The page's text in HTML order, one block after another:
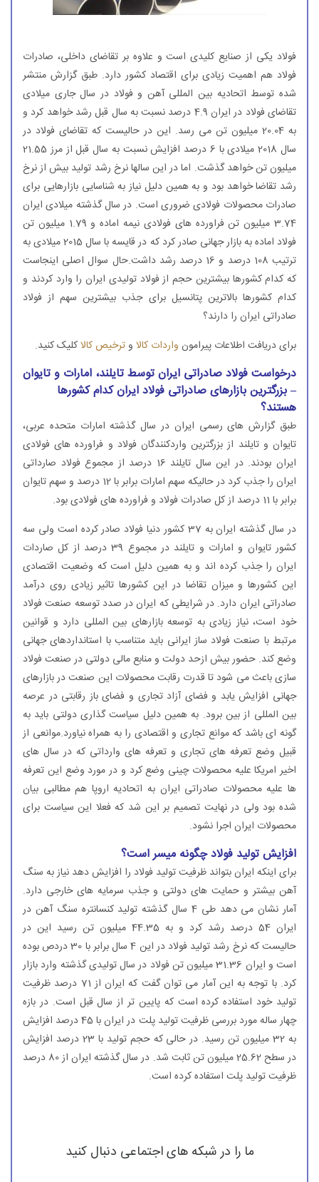
فولاد یكی از صنایع كلیدی است و علاوه بر تقاضای داخلی، صادرات
فولاد هم اهمیت زیادی برای اقتصاد كشور دارد. طبق گزارش منتشر
شده توسط اتحادیه بین المللی آهن و فولاد در سال جاری میلادی
تقاضای فولاد در ایران 4.9 درصد نسبت به سال قبل رشد خواهد كرد و
به 20.04 میلیون تن می رسد. این در حالیست كه تقاضای فولاد در
سال 2018 میلادی با 6 درصد افزایش نسبت به سال قبل از مرز 21.55
میلیون تن خواهد گذشت. اما در این سالها نرخ رشد تولید بیش از نرخ
رشد تقاضا خواهد بود و به همین دلیل نیاز به شناسایی بازارهایی برای
صادرات محصولات فولادی ضروری است. در سال گذشته میلادی ایران
3.74 میلیون تن فراورده های فولادی نیمه اماده و 1.79 میلیون تن
فولاد اماده به بازار جهانی صادر كرد كه در قایسه با سال 2015 میلادی به
ترتیب 108 درصد و 16 درصد رشد داشت.حال سوال اصلی اینجاست
كه كدام كشورها بیشترین حجم از فولاد تولیدی ایران را وارد كردند و
كدام كشورها بالاترین پتانسیل برای جذب بیشترین سهم از فولاد
صادراتی ایران را دارند؟
برای دریافت اطلاعات پیرامون واردات کالا وترخیص کالاکلیک کنید.
درخواست فولاد صادراتی ایران توسط تایلند، امارات و تایوان
– بزرگترین بازارهای صادراتی فولاد ایران كدام كشورها
هستند؟
طبق گزارش های رسمی ایران در سال گذشته امارات متحده عربی،
تایوان و تایلند از بزرگترین واردكنندگان فولاد و فراورده های فولادی
ایران بودند. در این سال تایلند 16 درصد از مجموع فولاد صارداتی
ایران را جذب كرد در حالیكه سهم امارات برابر با 12 درصد و سهم تایوان
برابر با 11 درصد از كل صادرات فولاد و فراورده های فولادی بود.
در سال گذشته ایران به 37 كشور دنیا فولاد صادر كرده است ولی سه
كشور تایوان و امارات و تایلند در مجموع 39 درصد از كل صاردات
ایران را جذب كرده اند و به همین دلیل است كه وضعیت اقتصادی
این كشورها و میزان تقاضا در این كشورها تاثیر زیادی روی درآمد
صادراتی ایران دارد. در شرایطی كه ایران در صدد توسعه صنعت فولاد
خود است، نیاز زیادی به توسعه بازارهای بین المللی دارد و قوانین
مرتبط با صنعت فولاد ساز ایرانی باید متناسب با استانداردهای جهانی
وضع كند. حضور بیش ازحد دولت و منابع مالی دولتی در صنعت فولاد
سازی باعث می شود تا قدرت رقابت محصولات این صنعت در بازارهای
جهانی افزایش یابد و فضای آزاد تجاری و فضای باز رقابتی در عرصه
بین المللی از بین برود. به همین دلیل سیاست گذاری دولتی باید به
گونه ای باشد كه موانع تجاری و اقتصادی را به همراه نیاورد.موانعی از
قبیل وضع تعرفه های تجاری و تعرفه های وارداتی كه در سال های
اخیر امریكا علیه محصولات چینی وضع كرد و در مورد وضع این تعرفه
ها علیه محصولات صادراتی ایران به اتحادیه اروپا هم مطالبی بیان
شده بود ولی در نهایت تصمیم بر این شد كه فعلا این سیاست برای
محصولات ایران اجرا نشود.
افزایش تولید فولاد چگونه میسر است؟
برای اینكه ایران بتواند ظرفیت تولید فولاد را افزایش دهد نیاز به سنگ
آهن بیشتر و حمایت های دولتی و جذب سرمایه های خارجی دارد.
آمار نشان می دهد طی 4 سال گذشته تولید كنسانتره سنگ آهن در
ایران 54 درصد رشد كرد و به 44.35 میلیون تن رسید این در
حالیست كه نرخ رشد تولید فولاد در این 4 سال برابر با 30 دردص بوده
است و ایران 31.36 میلیون تن فولاد در سال تولیدی گذشته وارد بازار
كرد. با توجه به این آمار می توان گفت كه ایران از 71 درصد ظرفیت
تولید خود استفاده كرده است كه پایین تر از سال قبل است. در بازه
چهار ساله مورد بررسی ظرفیت تولید پلت در ایران با 45 درصد افزایش
به 32 میلیون تن رسید. در حالی كه حجم تولید با 23 درصد افزایش
در سطح 25.62 میلیون تن ثابت شد. در سال گذشته ایران از 80 درصد
ظرفیت تولید پلت استفاده كرده است.
ما را در شبکه های اجتماعی دنبال کنید